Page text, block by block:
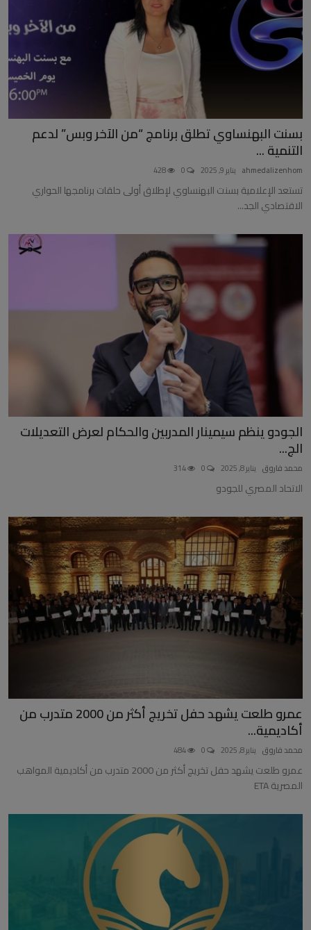
بسنت البهنساوي تطلق برنامج “من الآخر وبس” لدعم
التنمية ...
ahmedalizenhom يناير 9, 2025
تستعد الإعلامية بسنت البهنساوي لإطلاق أولى حلقات برنامجها الحواري
الاقتصادي الجد...
الجودو ينظم سيمينار المدربين والحكام لعرض التعديلات
الج...
محمد فاروق يناير 8, 2025
الاتحاد المصري للجودو
عمرو طلعت يشهد حفل تخريج أكثر من 2000 متدرب من
أكاديمية...
محمد فاروق يناير 8, 2025
عمرو طلعت يشهد حفل تخريج أكثر من 2000 متدرب من أكاديمية المواهب
المصرية ETA